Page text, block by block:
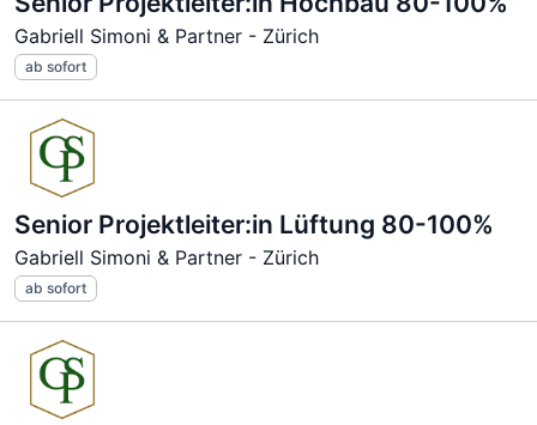
Gabriell Simoni & Partner - Zürich
ab sofort
Senior Projektleiter:in Lüftung 80-100%
Gabriell Simoni & Partner - Zürich
ab sofort